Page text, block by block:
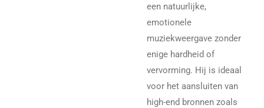
een natuurlijke,
emotionele
muziekweergave zonder
enige hardheid of
vervorming. Hij is ideaal
voor het aansluiten van
high-end bronnen zoals